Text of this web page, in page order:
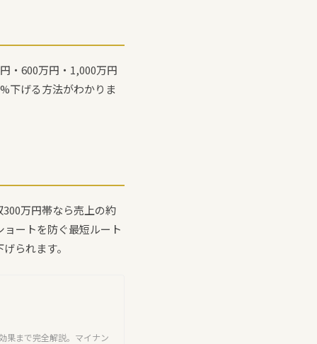
・600万円・1,000万円
下げる方法がわかりま
万円帯なら売上の約
ートを防ぐ最短ルート
られます。
果まで完全解説。マイナン